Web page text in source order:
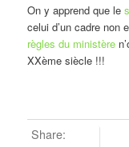
On y apprend que le
celui d’un cadre
règles du ministère
XXème siècle !!!
Share: